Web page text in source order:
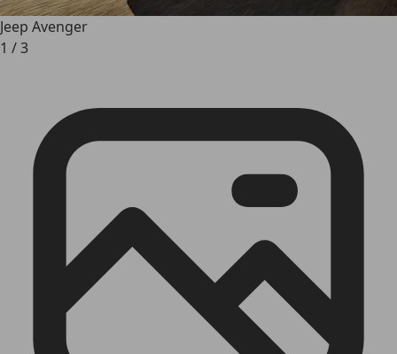
Jeep Avenger
1 /3